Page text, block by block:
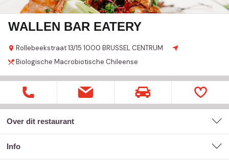
WALLEN BAR EATERY
Rollebeekstraat 13/15 1000 BRUSSEL CENTRUM
Biologische Macrobiotische Chileense
Over dit restaurant
Info